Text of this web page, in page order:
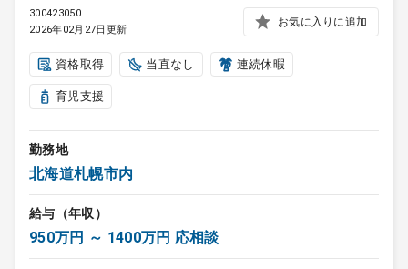
300423050
2026年02月27日更新
お気に入りに追加
資格取得 当直なし 連続休暇
育児支援
勤務地
北海道札幌市内
給与（年収）
950万円 ～ 1400万円 応相談